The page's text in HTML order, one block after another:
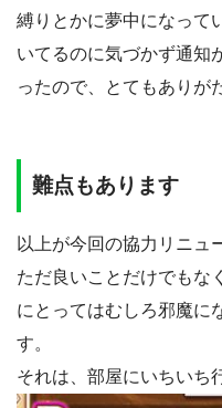
縛りとかに夢中になって
いてるのに気づかず通知
ったので、とてもありが
難点もあります
以上が今回の協力リニュ
ただ良いことだけでもな
にとってはむしろ邪魔に
す。
それは、部屋にいちいち